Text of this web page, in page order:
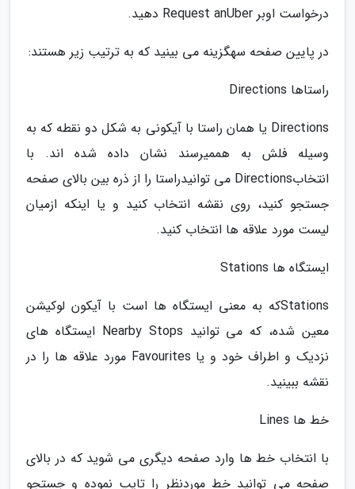
درخواست اوبر Request anUber دهید.
در پایین صفحه سهگزینه می بینید که به ترتیب زیر هستند:
راستاها Directions
Directions یا همان راستا با آیکونی به شکل دو نقطه که به
وسیله فلش به هممیرسند نشان داده شده اند. با
انتخابDirections می توانیدراستا را از ذره بین بالای صفحه
جستجو کنید، روی نقشه انتخاب کنید و یا اینکه ازمیان
لیست مورد علاقه ها انتخاب کنید.
ایستگاه ها Stations
Stationsکه به معنی ایستگاه ها است با آیکون لوکیشن
معین شده، که می توانید Nearby Stops ایستگاه های
نزدیک و اطراف خود و یا Favourites مورد علاقه ها را در
نقشه ببینید.
خط ها Lines
با انتخاب خط ها وارد صفحه دیگری می شوید که در بالای
صفحه می توانید خط موردنظر را تایپ نموده و جستجو